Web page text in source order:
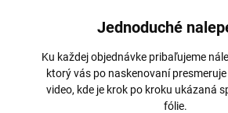
Jednoduché
Ku každej objednávke pribaľujeme
ktorý vás po naskenovaní
video, kde je krok po kroku ukázaná
fólie.